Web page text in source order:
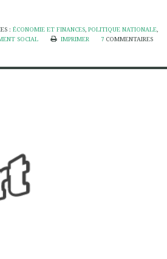
: ÉCONOMIE ET FINANCES, POLITIQUE NATIONALE,
SOCIAL IMPRIMER 7 COMMENTAIRES